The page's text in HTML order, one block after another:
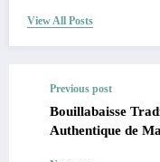
View All Posts
Previous post
Bouillabaisse
Authentique de